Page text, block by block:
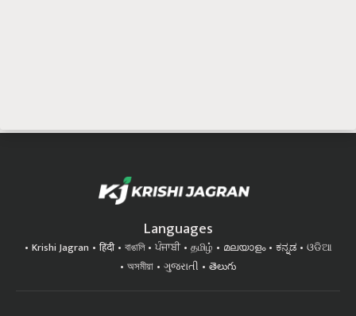
Languages
Krishi Jagran हिंदी বাঙালি ਪੰਜਾਬੀ தமிழ் മലയാളം ಕನ್ನಡ
ଓଡିଆ
অসমীয়া
ગુજરાતી తెలుగు